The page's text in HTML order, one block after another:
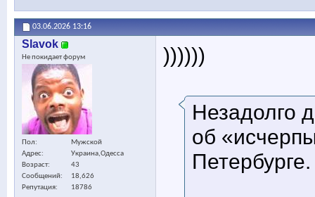
03.06.2026 13:16
Slavok
Не покидает форум
Пол
Мужской
Адрес
Украина,Одесса
Возраст
43
Сообщений
18,626
Репутация
18786
))))))
Незадолго
об
Петербурге.